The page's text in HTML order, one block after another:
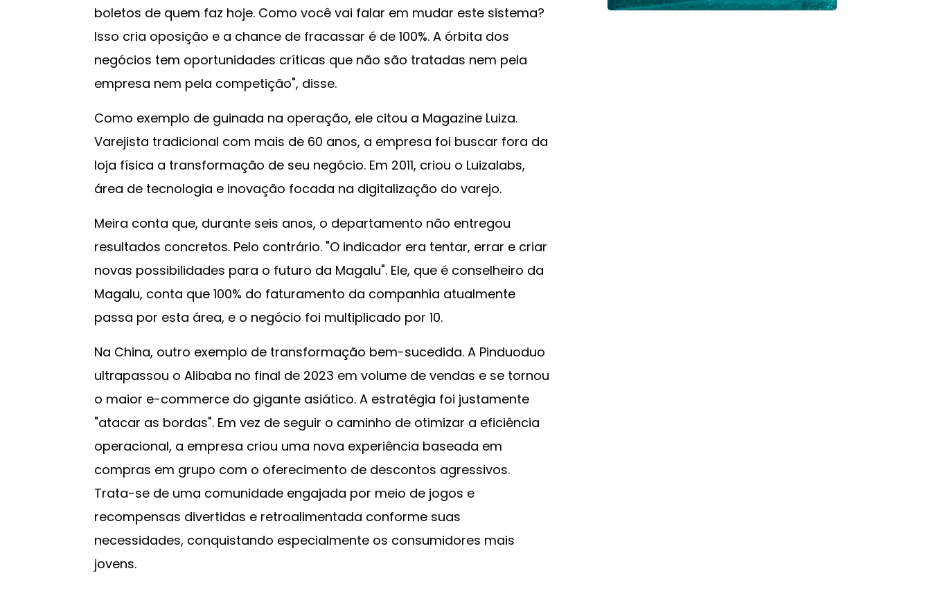
boletos de quem faz hoje. Como você vai falar em mudar este sistema?
Isso cria oposição e a chance de fracassar é de 100%. A órbita dos
negócios tem oportunidades críticas que não são tratadas nem pela
empresa nem pela competição", disse.
Como exemplo de guinada na operação, ele citou a Magazine Luiza.
Varejista tradicional com mais de 60 anos, a empresa foi buscar fora da
loja física a transformação de seu negócio. Em 2011, criou o Luizalabs,
área de tecnologia e inovação focada na digitalização do varejo.
Meira conta que, durante seis anos, o departamento não entregou
resultados concretos. Pelo contrário. "O indicador era tentar, errar e criar
novas possibilidades para o futuro da Magalu". Ele, que é conselheiro da
Magalu, conta que 100% do faturamento da companhia atualmente
passa por esta área, e o negócio foi multiplicado por 10.
Na China, outro exemplo de transformação bem-sucedida. A Pinduoduo
ultrapassou o Alibaba no final de 2023 em volume de vendas e se tornou
o maior e-commerce do gigante asiático. A estratégia foi justamente
"atacar as bordas". Em vez de seguir o caminho de otimizar a eficiência
operacional, a empresa criou uma nova experiência baseada em
compras em grupo com o oferecimento de descontos agressivos.
Trata-se de uma comunidade engajada por meio de jogos e
recompensas divertidas e retroalimentada conforme suas
necessidades, conquistando especialmente os consumidores mais
jovens.